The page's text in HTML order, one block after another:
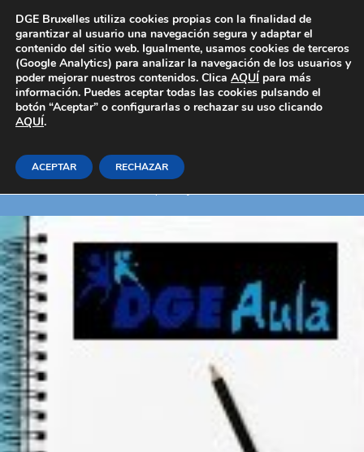
Área Privada
Sistema de lubricación del motor
Inicio
DGE Bruxelles utiliza cookies propias con la finalidad de
garantizar al usuario una navegación segura y adaptar el
contenido del sitio web. Igualmente, usamos cookies de terceros
(Google Analytics) para analizar la navegación de los usuarios y
poder mejorar nuestros contenidos. Clica AQUÍ para más
información. Puedes aceptar todas las cookies pulsando el
botón “Aceptar” o configurarlas o rechazar su uso clicando
AQUÍ.
ACEPTAR RECHAZAR